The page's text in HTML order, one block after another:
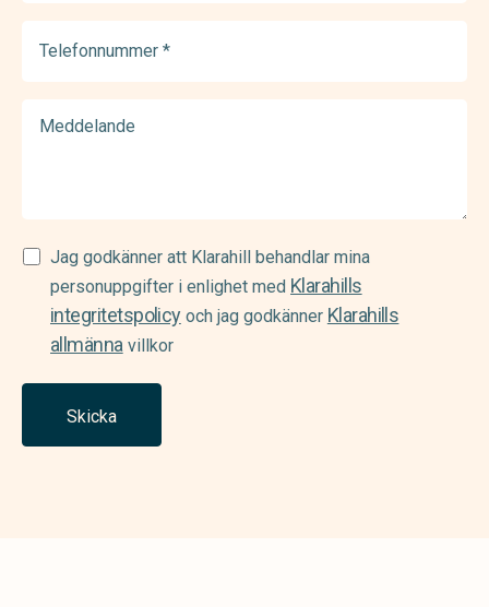
(Required)
Samtycke
(Required)
Jag godkänner att Klarahill behandlar mina
personuppgifter i enlighet med Klarahills
integritetspolicyoch jag godkänner Klarahills
allmännavillkor
Skicka